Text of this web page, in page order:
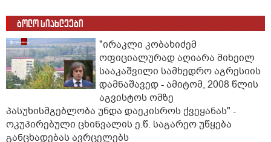
ბოლო სიახლეები
"ირაკლი კობახიძემ
ოფიციალურად აღიარა მიხეილ
სააკაშვილი სამხედრო აგრესიის
დამნაშავედ - ამიტომ, 2008 წლის
აგვისტოს ომზე
პასუხისმგებლობა უნდა დაეკისროს ქვეყანას" -
ოკუპირებული ცხინვალის ე.წ. საგარეო უწყება
განცხადებას ავრცელებს